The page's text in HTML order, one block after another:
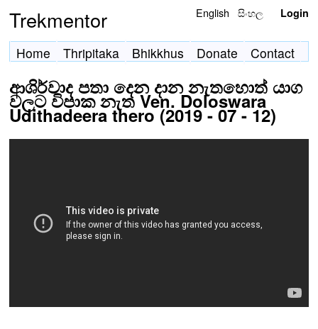
Trekmentor English සිංහල Login
Home Thripitaka Bhikkhus Donate Contact
ආශිර්වාද පතා දෙන දාන නැතහොත් යාග
වලට විපාක නැත Ven. Doloswara
Udithadeera thero (2019 - 07 - 12)